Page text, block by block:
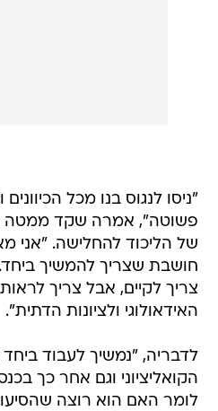
"ניסו לנגוס בנו מכל
פשוטה", אמרה שקד ממטה
של הליכוד להחלישה. "אני
חושבת שצריך להמשיך
צריך לקיים, אבל צריך לראות
האידאולוגי ולציונות הדתית".
לדבריה, "נמשיך לעבוד
הקואליציוני וגם אחר כך
לומר האם הוא רוצה